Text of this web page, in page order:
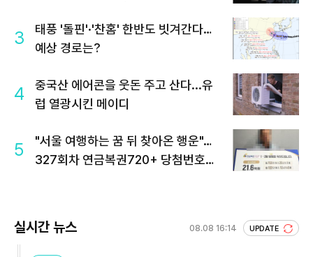
3
태풍 '돌핀'·'찬홈' 한반도 빗겨간다…
예상 경로는?
4
중국산 에어콘을 웃돈 주고 산다...유
럽 열광시킨 메이디
5
"서울 여행하는 꿈 뒤 찾아온 행운"…
327회차 연금복권720+ 당첨번호조
실시간 뉴스 08.08 16:14 UPDATE